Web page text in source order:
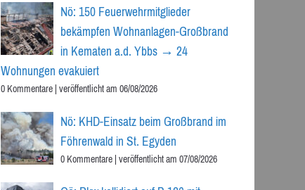
Nö: 150 Feuerwehrmitglieder
bekämpfen Wohnanlagen-Großbrand
in Kematen a.d. Ybbs → 24
Wohnungen evakuiert
0 Kommentare|veröffentlicht am 06/08/2026
Nö: KHD-Einsatz beim Großbrand im
Föhrenwald in St. Egyden
0 Kommentare|veröffentlicht am 07/08/2026